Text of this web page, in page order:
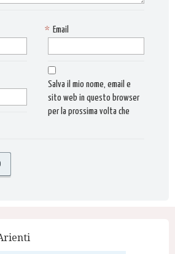
Email
*
Salva il mio nome, email e
sito web in questo browser
per la prossima volta che